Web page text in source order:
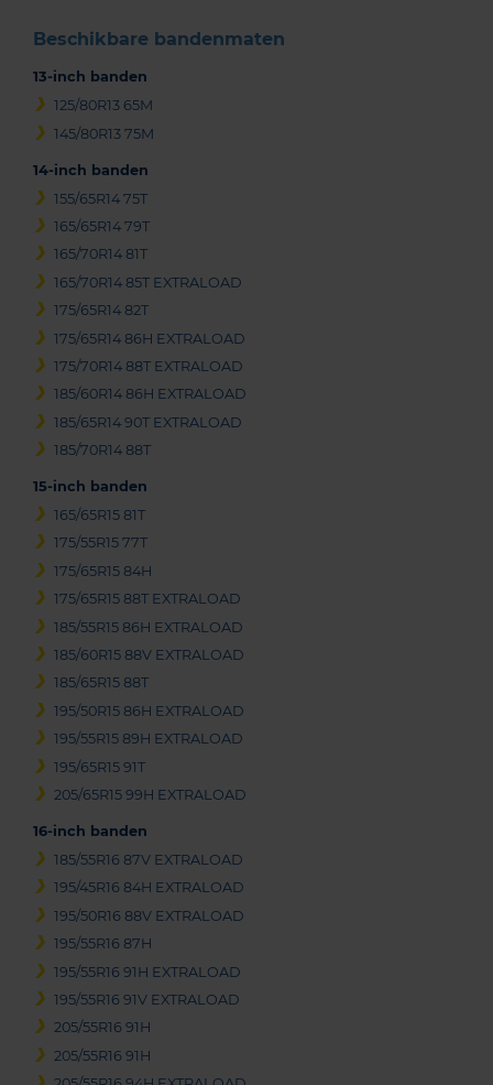
Beschikbare bandenmaten
13-inch banden
125/80R13 65M
145/80R13 75M
14-inch banden
155/65R14 75T
165/65R14 79T
165/70R14 81T
165/70R14 85T EXTRALOAD
175/65R14 82T
175/65R14 86H EXTRALOAD
175/70R14 88T EXTRALOAD
185/60R14 86H EXTRALOAD
185/65R14 90T EXTRALOAD
185/70R14 88T
15-inch banden
165/65R15 81T
175/55R15 77T
175/65R15 84H
175/65R15 88T EXTRALOAD
185/55R15 86H EXTRALOAD
185/60R15 88V EXTRALOAD
185/65R15 88T
195/50R15 86H EXTRALOAD
195/55R15 89H EXTRALOAD
195/65R15 91T
205/65R15 99H EXTRALOAD
16-inch banden
185/55R16 87V EXTRALOAD
195/45R16 84H EXTRALOAD
195/50R16 88V EXTRALOAD
195/55R16 87H
195/55R16 91H EXTRALOAD
195/55R16 91V EXTRALOAD
205/55R16 91H
205/55R16 91H